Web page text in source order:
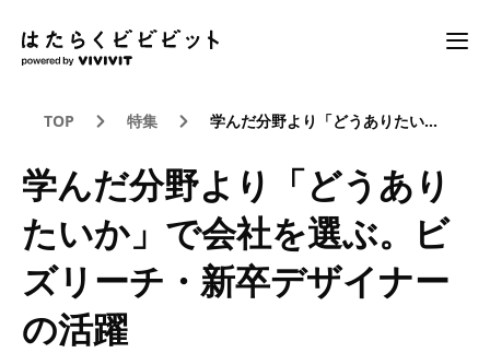
TOP 特集 学んだ分野より「どうありたいか」で会社を選ぶ。ビズリーチ・新卒デザイナーの活躍
学んだ分野より「どうあり
たいか」で会社を選ぶ。ビ
ズリーチ・新卒デザイナー
の活躍